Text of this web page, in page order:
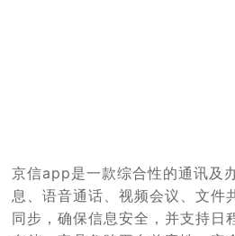
京信app是一款综合性的通讯及
息、语音通话、视频会议、文件
同步，确保信息安全，并支持日